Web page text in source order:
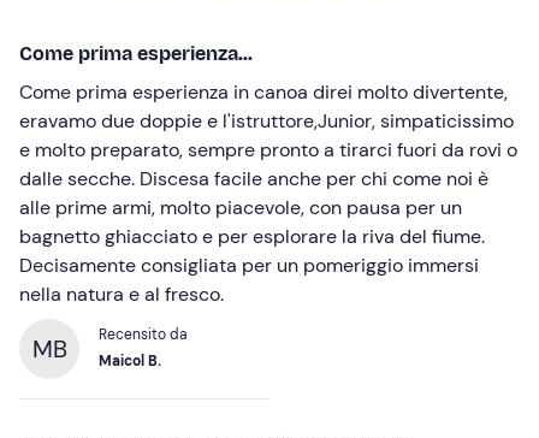
Come prima esperienza...
Come prima esperienza in canoa direi molto divertente,
eravamo due doppie e l'istruttore,Junior, simpaticissimo
e molto preparato, sempre pronto a tirarci fuori da rovi o
dalle secche. Discesa facile anche per chi come noi è
alle prime armi, molto piacevole, con pausa per un
bagnetto ghiacciato e per esplorare la riva del fiume.
Decisamente consigliata per un pomeriggio immersi
nella natura e al fresco.
MB
Recensito da
Maicol B.